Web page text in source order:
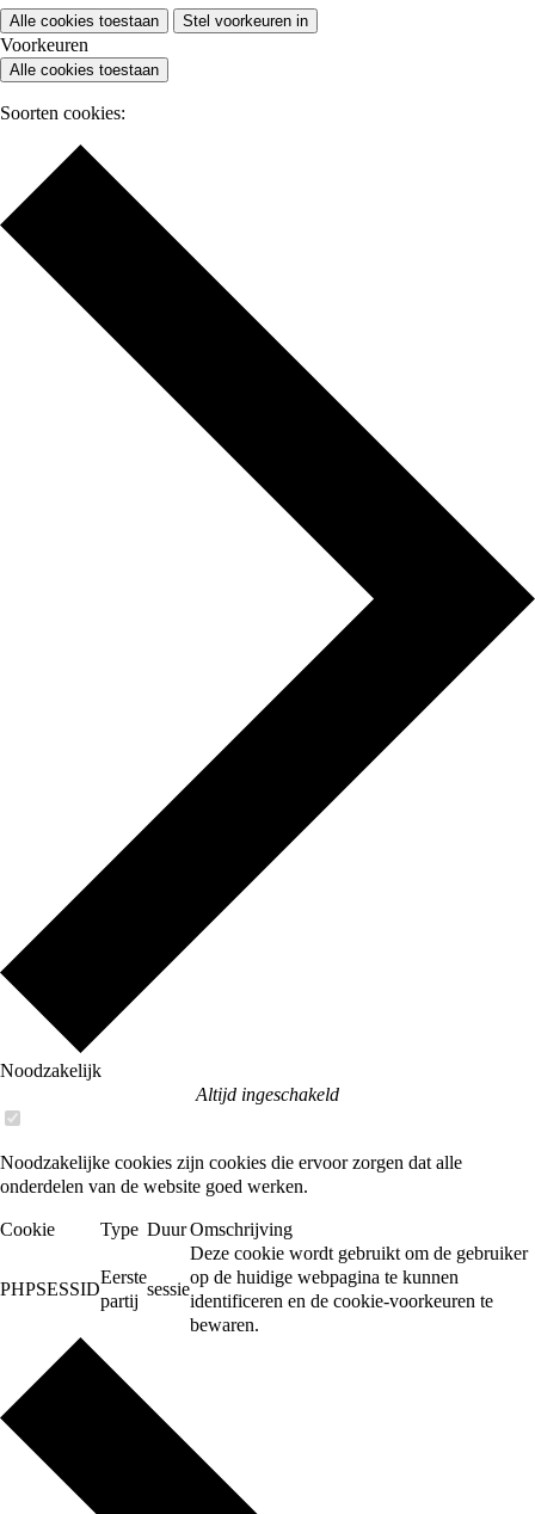
Alle cookies toestaan Stel voorkeuren in
Voorkeuren
Alle cookies toestaan
Soorten cookies:
Noodzakelijk
Altijd ingeschakeld
Noodzakelijke cookies zijn cookies die ervoor zorgen dat alle
onderdelen van de website goed werken.
Cookie Type DuurOmschrijving
PHPSESSID
Eerste
partij
sessie
Deze cookie wordt gebruikt om de gebruiker
op de huidige webpagina te kunnen
identificeren en de cookie-voorkeuren te
bewaren.